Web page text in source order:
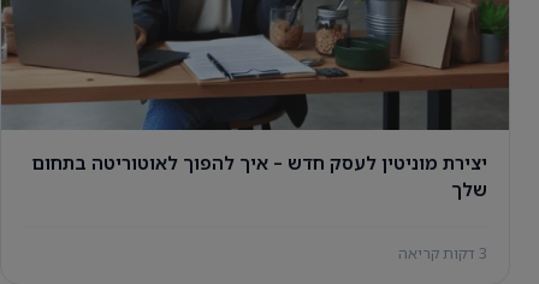
יצירת מוניטין לעסק חדש – איך להפוך לאוטוריטה בתחום
שלך
3 דקות קריאה